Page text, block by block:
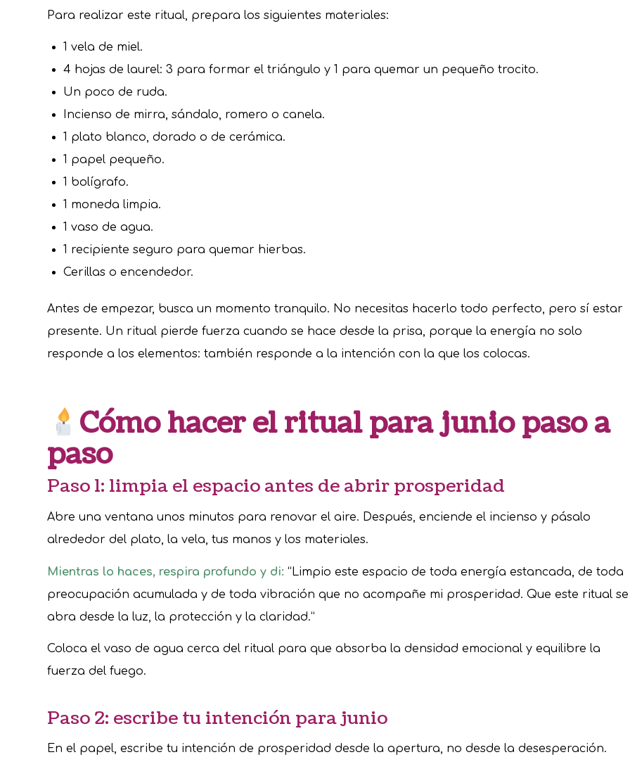
Para realizar este ritual, prepara los siguientes materiales:
1 vela de miel.
4 hojas de laurel: 3 para formar el triángulo y 1 para quemar un pequeño trocito.
Un poco de ruda.
Incienso de mirra, sándalo, romero o canela.
1 plato blanco, dorado o de cerámica.
1 papel pequeño.
1 bolígrafo.
1 moneda limpia.
1 vaso de agua.
1 recipiente seguro para quemar hierbas.
Cerillas o encendedor.
Antes de empezar, busca un momento tranquilo. No necesitas hacerlo todo perfecto, pero sí estar
presente. Un ritual pierde fuerza cuando se hace desde la prisa, porque la energía no solo
responde a los elementos: también responde a la intención con la que los colocas.
Cómo hacer el ritual para junio paso a
paso
Paso 1: limpia el espacio antes de abrir prosperidad
Abre una ventana unos minutos para renovar el aire. Después, enciende el incienso y pásalo
alrededor del plato, la vela, tus manos y los materiales.
Mientras lo haces, respira profundo y di: “Limpio este espacio de toda energía estancada, de toda
preocupación acumulada y de toda vibración que no acompañe mi prosperidad. Que este ritual se
abra desde la luz, la protección y la claridad.”
Coloca el vaso de agua cerca del ritual para que absorba la densidad emocional y equilibre la
fuerza del fuego.
Paso 2: escribe tu intención para junio
En el papel, escribe tu intención de prosperidad desde la apertura, no desde la desesperación.